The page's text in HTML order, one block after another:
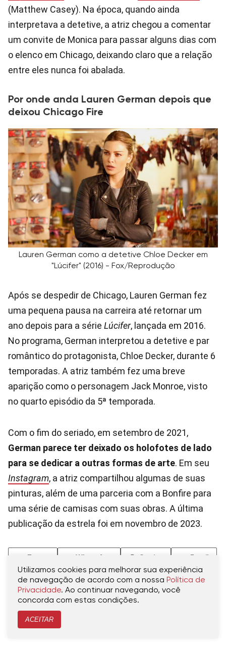
(Matthew Casey). Na época, quando ainda
interpretava a detetive, a atriz chegou a comentar
um convite de Monica para passar alguns dias com
o elenco em Chicago, deixando claro que a relação
entre eles nunca foi abalada.
Por onde anda Lauren German depois que
deixou Chicago Fire
Lauren German como a detetive Chloe Decker em
"Lúcifer" (2016) - Fox/Reprodução
Após se despedir de Chicago, Lauren German fez
uma pequena pausa na carreira até retornar um
ano depois para a série Lúcifer, lançada em 2016.
No programa, German interpretou a detetive e par
romântico do protagonista, Chloe Decker, durante 6
temporadas. A atriz também fez uma breve
aparição como o personagem Jack Monroe, visto
no quarto episódio da 5ª temporada.
Com o fim do seriado, em setembro de 2021,
German parece ter deixado os holofotes de lado
para se dedicar a outras formas de arte. Em seu
Instagram, a atriz compartilhou algumas de suas
pinturas, além de uma parceria com a Bonfire para
uma série de camisas com suas obras. A última
publicação da estrela foi em novembro de 2023.
TÓPICOS RELACIONADOS
CHICAGO FIRE
CHICAGO FIRE (2012)
Utilizamos cookies para melhorar sua experiência
de navegação de acordo com a nossa Política de
Privacidade. Ao continuar navegando, você
concorda com estas condições.
ACEITAR